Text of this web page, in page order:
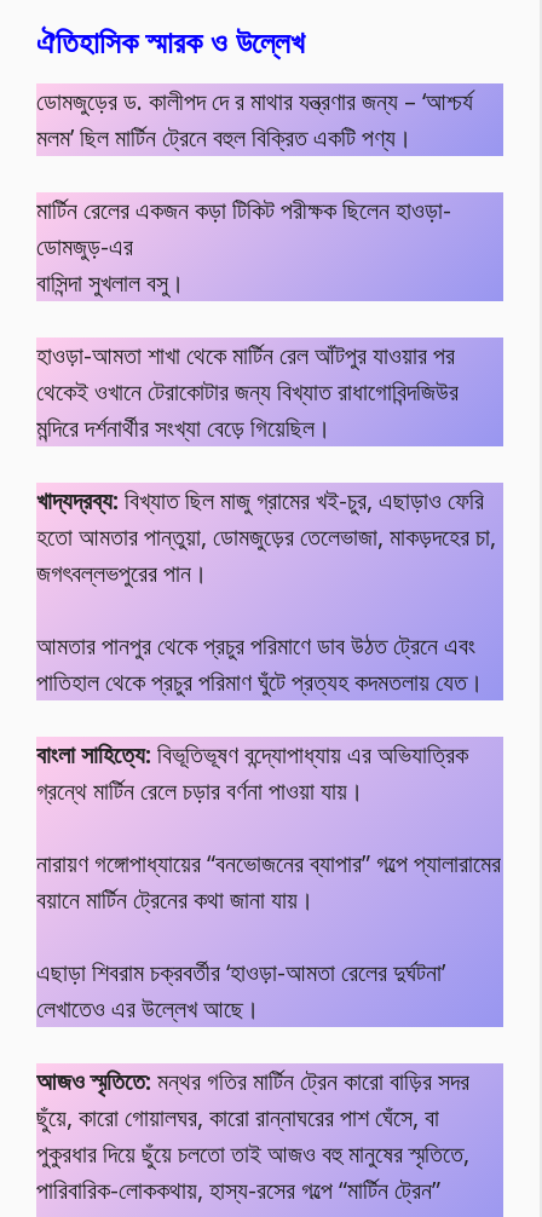
ঐতিহাসিক স্মারক ও উল্লেখ
ডোমজুড়ের ড. কালীপদ দে র মাথার যন্ত্রণার জন্য – ‘আশ্চর্য
মলম’ ছিল মার্টিন ট্রেনে বহুল বিক্রিত একটি পণ্য।
মার্টিন রেলের একজন কড়া টিকিট পরীক্ষক ছিলেন হাওড়া-
ডোমজুড়-এর
বাসিন্দা সুখলাল বসু।
হাওড়া-আমতা শাখা থেকে মার্টিন রেল আঁটপুর যাওয়ার পর
থেকেই ওখানে টেরাকোটার জন্য বিখ্যাত রাধাগোবিন্দজিউর
মন্দিরে দর্শনার্থীর সংখ্যা বেড়ে গিয়েছিল।
খাদ্যদ্রব্য: বিখ্যাত ছিল মাজু গ্রামের খই-চুর, এছাড়াও ফেরি
হতো আমতার পান্তুয়া, ডোমজুড়ের তেলেভাজা, মাকড়দহের চা,
জগৎবল্লভপুরের পান।
আমতার পানপুর থেকে প্রচুর পরিমাণে ডাব উঠত ট্রেনে এবং
পাতিহাল থেকে প্রচুর পরিমাণ ঘুঁটে প্রত্যহ কদমতলায় যেত।
বাংলা সাহিত্যে: বিভূতিভূষণ বন্দ্যোপাধ্যায় এর অভিযাত্রিক
গ্রন্থে মার্টিন রেলে চড়ার বর্ণনা পাওয়া যায়।
নারায়ণ গঙ্গোপাধ্যায়ের “বনভোজনের ব্যাপার” গল্পে প্যালারামের
বয়ানে মার্টিন ট্রেনের কথা জানা যায়।
এছাড়া শিবরাম চক্রবর্তীর ‘হাওড়া-আমতা রেলের দুর্ঘটনা’
লেখাতেও এর উল্লেখ আছে।
আজও স্মৃতিতে: মন্থর গতির মার্টিন ট্রেন কারো বাড়ির সদর
ছুঁয়ে, কারো গোয়ালঘর, কারো রান্নাঘরের পাশ ঘেঁসে, বা
পুকুরধার দিয়ে ছুঁয়ে চলতো তাই আজও বহু মানুষের স্মৃতিতে,
পারিবারিক-লোককথায়, হাস্য-রসের গল্পে “মার্টিন ট্রেন”